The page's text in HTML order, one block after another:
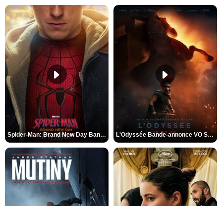
Spider-Man: Brand New Day Bande-annonce VO STFR L'Odyssée Bande-annonce VO STFR